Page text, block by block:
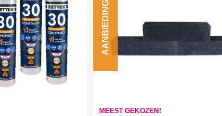
MEEST GEKOZEN!
AANBIEDING